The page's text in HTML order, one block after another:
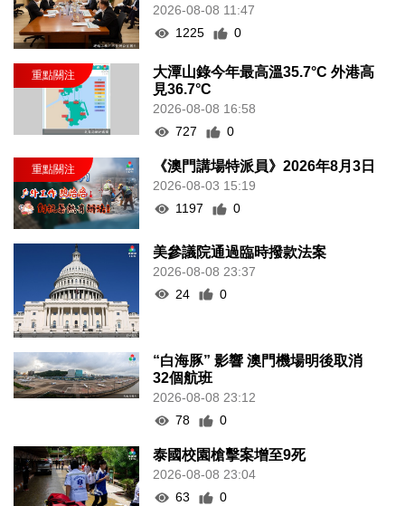
2026-08-08 11:47
1225
0
大潭山錄今年最高溫35.7°C 外港高
見36.7°C
2026-08-08 16:58
727
0
《澳門講場特派員》2026年8月3日
2026-08-03 15:19
1197
0
美參議院通過臨時撥款法案
2026-08-08 23:37
24
0
“白海豚” 影響 澳門機場明後取消
32個航班
2026-08-08 23:12
78
0
泰國校園槍擊案增至9死
2026-08-08 23:04
63
0